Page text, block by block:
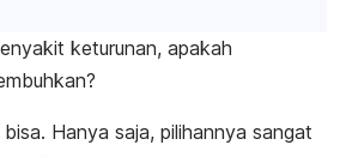
keturunan, apakah
Hanya saja, pilihannya sangat